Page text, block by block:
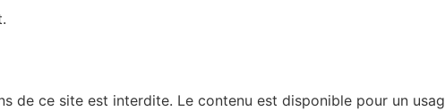
de ce site est interdite. Le contenu est disponible pour un